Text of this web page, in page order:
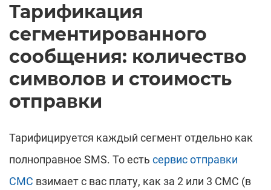
Тарификация
сегментированного
сообщения: количество
символов и стоимость
отправки
Тарифицируется каждый сегмент отдельно как
полноправное SMS. То есть сервис отправки
СМС взимает с вас плату, как за 2 или 3 СМС (в